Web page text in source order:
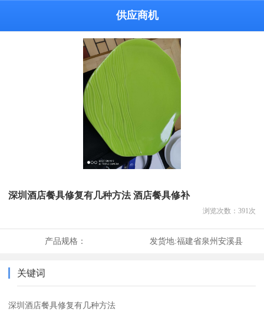
供应商机
深圳酒店餐具修复有几种方法 酒店餐具修补
浏览次数： 391 次
产品规格： 发货地:福建省泉州安溪县
关键词
深圳酒店餐具修复有几种方法